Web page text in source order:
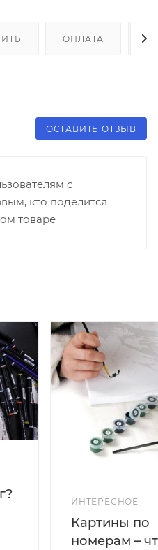
ОПЛАТА
ОСТАВИТЬ ОТЗЫВ
с
кто поделится
товаре
ИНТЕРЕСНОЕ
Картины по
номерам –